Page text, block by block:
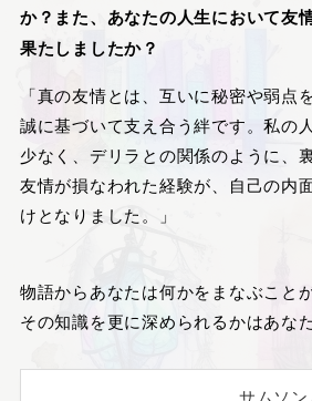
か？また、あなたの人生において友
果たしましたか？
「真の友情とは、互いに秘密や弱点
誠に基づいて支え合う絆です。私の
少なく、デリラとの関係のように、
友情が損なわれた経験が、自己の内
けとなりました。」
物語からあなたは何かをまなぶこと
その知識を更に深められるかはあな
サムソ